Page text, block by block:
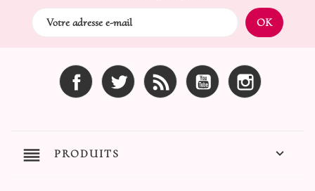
Facebook Twitter Rss YouTube
reorder PRODUITS 